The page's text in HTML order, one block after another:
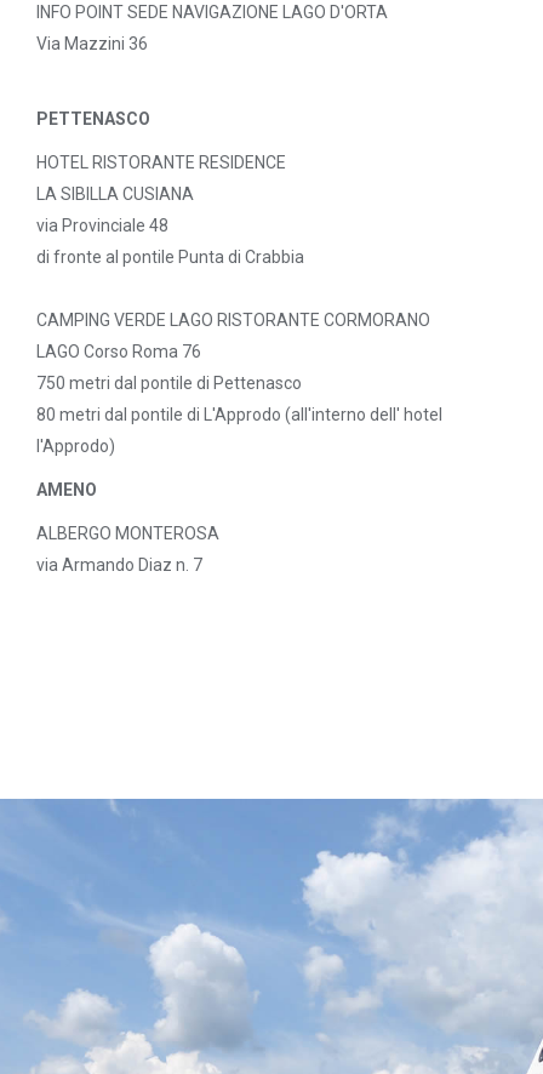
INFO POINT SEDE NAVIGAZIONE LAGO D'ORTA
Via Mazzini 36
PETTENASCO
HOTEL RISTORANTE RESIDENCE
LA SIBILLA CUSIANA
via Provinciale 48
di fronte al pontile Punta di Crabbia
CAMPING VERDE LAGO RISTORANTE CORMORANO
LAGO Corso Roma 76
750 metri dal pontile di Pettenasco
80 metri dal pontile di L'Approdo (all'interno dell' hotel
l'Approdo)
AMENO
ALBERGO MONTEROSA
via Armando Diaz n. 7